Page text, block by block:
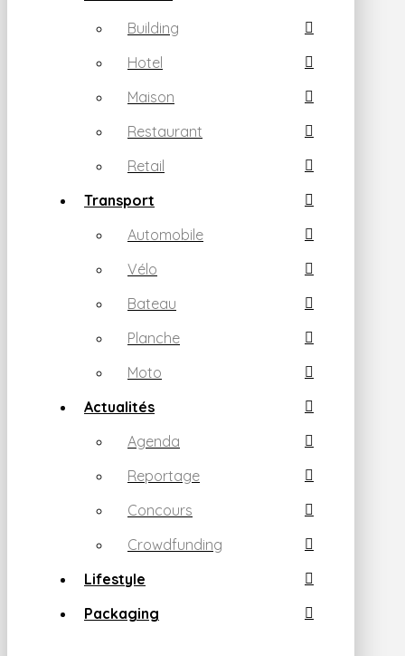
Building
Hotel
Maison
Restaurant
Retail
Transport
Automobile
Vélo
Bateau
Planche
Moto
Actualités
Agenda
Reportage
Concours
Crowdfunding
Lifestyle
Packaging